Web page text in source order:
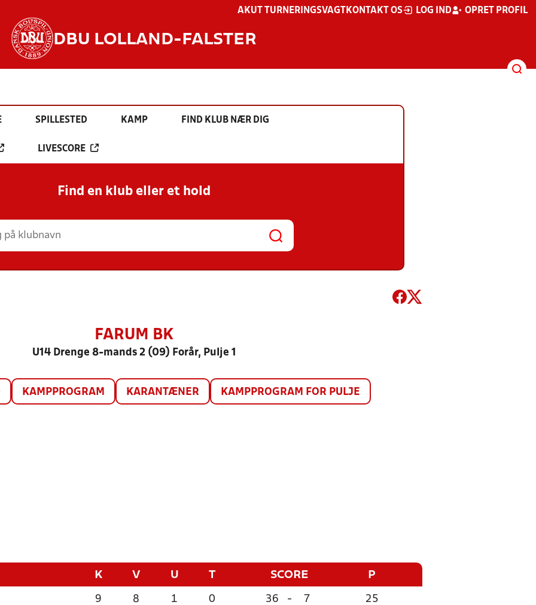
AKUT TURNERINGSVAGT KONTAKT OS LOG IND OPRET PROFIL
DBU LOLLAND-FALSTER
SPILLESTED KAMP FIND KLUB NÆR DIG
LIVESCORE
Find en klub eller et hold
FARUM BK
U14 Drenge 8-mands 2 (09) Forår, Pulje 1
KAMPPROGRAM KARANTÆNER KAMPPROGRAM FOR PULJE
K V U T SCORE P
9 8 1 0 36 - 7 25